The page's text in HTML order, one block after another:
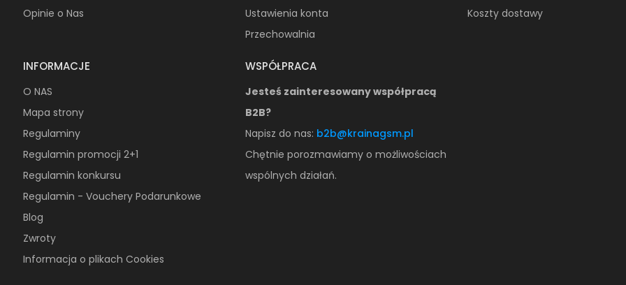
Opinie o Nas
Ustawienia konta
Przechowalnia
Koszty dostawy
INFORMACJE
O NAS
Mapa strony
Regulaminy
Regulamin promocji 2+1
Regulamin konkursu
Regulamin - Vouchery Podarunkowe
Blog
Zwroty
Informacja o plikach Cookies
WSPÓŁPRACA
Jesteś zainteresowany współpracą
B2B?
Napisz do nas: b2b@krainagsm.pl
Chętnie porozmawiamy o możliwościach
wspólnych działań.